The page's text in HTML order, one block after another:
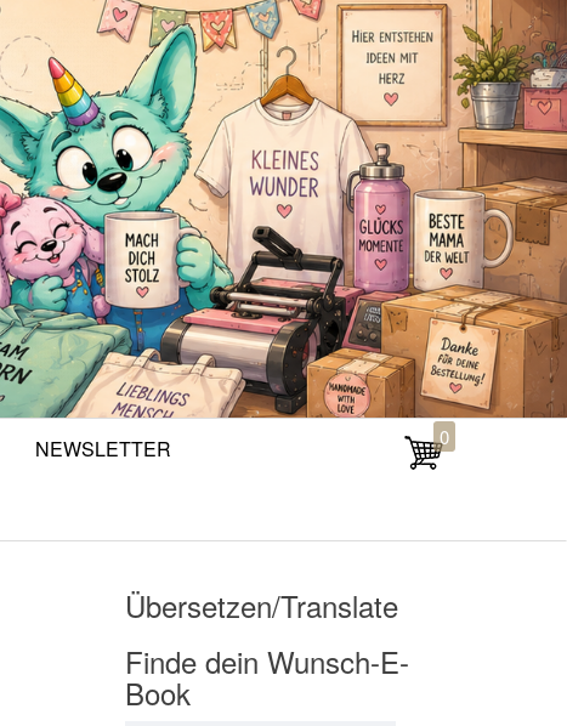
NEWSLETTER 0
Übersetzen/Translate
Finde dein Wunsch-E-
Book